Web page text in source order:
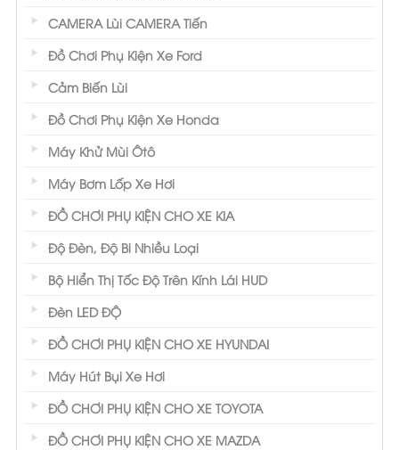
CAMERA Lùi CAMERA Tiến
Đồ Chơi Phụ Kiện Xe Ford
Cảm Biến Lùi
Đồ Chơi Phụ Kiện Xe Honda
Máy Khử Mùi Ôtô
Máy Bơm Lốp Xe Hơi
ĐỒ CHƠI PHỤ KIỆN CHO XE KIA
Độ Đèn, Độ Bi Nhiều Loại
Bộ Hiển Thị Tốc Độ Trên Kính Lái HUD
Đèn LED ĐỘ
ĐỒ CHƠI PHỤ KIỆN CHO XE HYUNDAI
Máy Hút Bụi Xe Hơi
ĐỒ CHƠI PHỤ KIỆN CHO XE TOYOTA
ĐỒ CHƠI PHỤ KIỆN CHO XE MAZDA